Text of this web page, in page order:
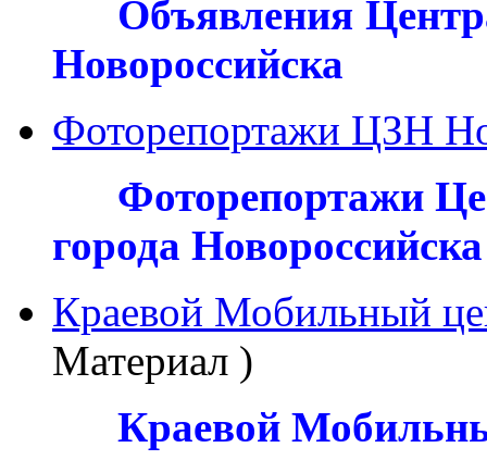
Объявления
Новороссийска
Фоторепортажи ЦЗН
Фоторепортажи
города Новороссийска
Краевой Мобильный
Материал )
Краевой